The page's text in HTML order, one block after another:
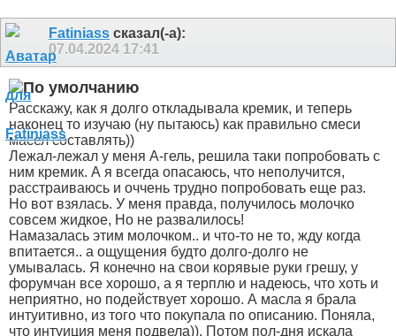
Fatiniass сказал(-а):
07.04.2024 17:41
Расскажу, как я долго откладывала кремик, и теперь
наконец то изучаю (ну пытаюсь) как правильно смеси
масел составлять))
Лежал-лежал у меня А-гель, решила таки попробовать с
ним кремик. А я всегда опасаюсь, что неполучится,
расстраиваюсь и оччень трудно попробовать еще раз.
Но вот взялась. У меня правда, получилось молочко
совсем жидкое, Но не развалилось!
Намазалась этим молочком.. и что-то не то, жду когда
впитается.. а ощущения будто долго-долго не
умывалась. Я конечно на свои корявые руки грешу, у
форумчан все хорошо, а я терплю и надеюсь, что хоть и
неприятно, но подействует хорошо. А масла я брала
интуитивно, из того что покупала по описанию. Поняла,
что интуиция меня подвела)). Потом пол-дня искала